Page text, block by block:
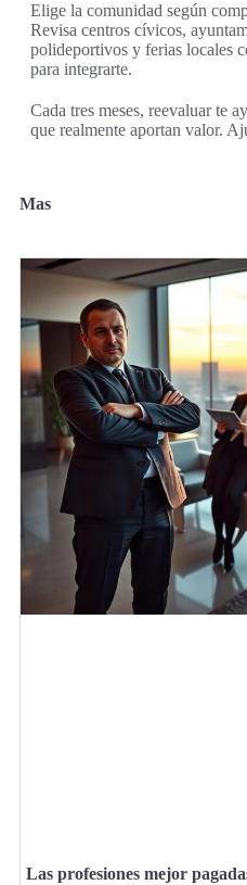
Elige la comunidad según
Revisa centros cívicos,
polideportivos y ferias locales
para integrarte.
Cada tres meses, reevaluar te
que realmente aportan valor.
Mas
Las profesiones mejor